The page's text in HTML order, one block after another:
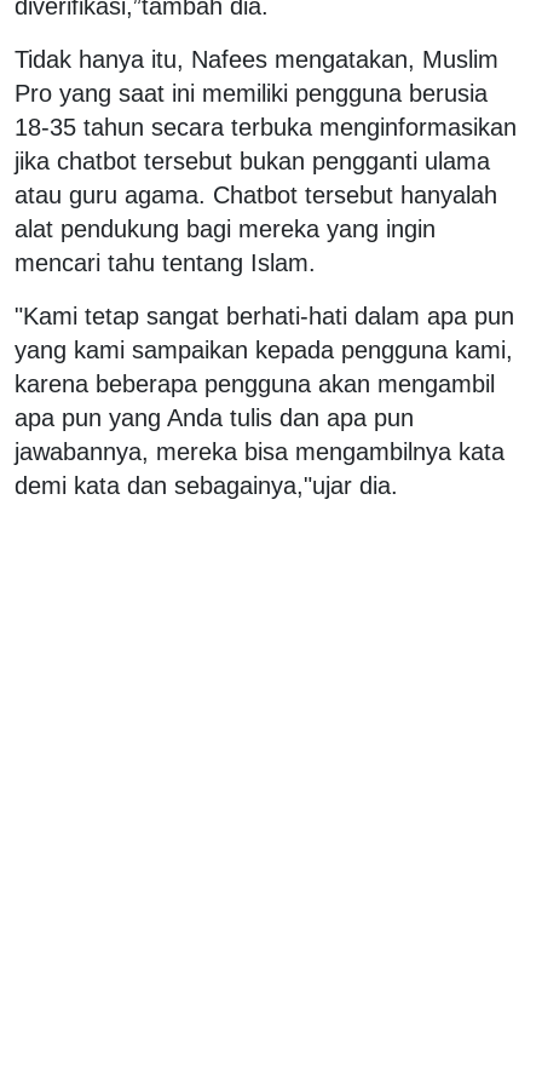
diverifikasi,”tambah dia.
Tidak hanya itu, Nafees mengatakan, Muslim
Pro yang saat ini memiliki pengguna berusia
18-35 tahun secara terbuka menginformasikan
jika chatbot tersebut bukan pengganti ulama
atau guru agama. Chatbot tersebut hanyalah
alat pendukung bagi mereka yang ingin
mencari tahu tentang Islam.
"Kami tetap sangat berhati-hati dalam apa pun
yang kami sampaikan kepada pengguna kami,
karena beberapa pengguna akan mengambil
apa pun yang Anda tulis dan apa pun
jawabannya, mereka bisa mengambilnya kata
demi kata dan sebagainya,"ujar dia.